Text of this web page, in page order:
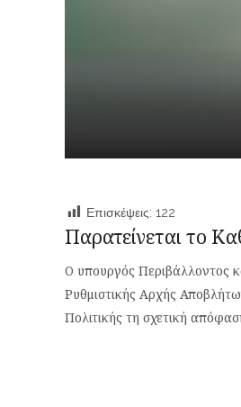
Επισκέψεις: 122
Παρατείνεται το
Ο υπουργός Περιβάλλοντος
Ρυθμιστικής Αρχής
Πολιτικής τη σχετική